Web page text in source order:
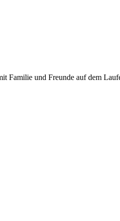
Familie und Freunde auf dem